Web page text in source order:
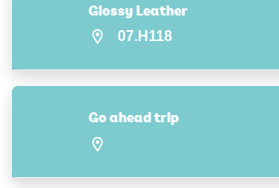
Glossy Leather
07.H118
Go ahead trip